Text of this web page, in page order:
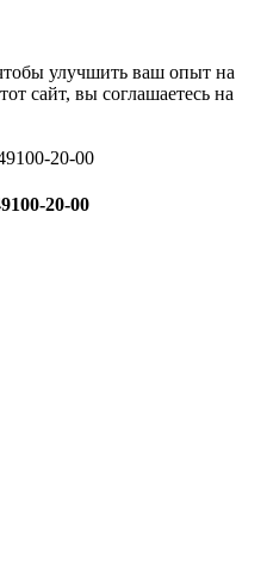
улучшить ваш опыт на
сайт, вы соглашаетесь на
20-00